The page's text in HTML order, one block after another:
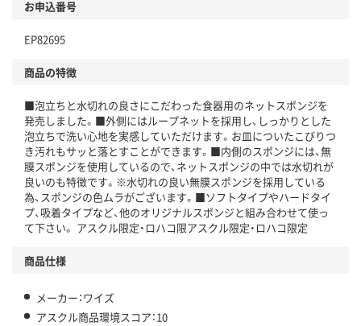
本体
仕組
アスクルで資源循環している
温室効果ガスなどの削減
この商品の環境配慮ポイントです。下記商品詳細「
アスクル商品環境スコア詳細／加点項目
」で確認できます。
お申込番号
EP82695
商品の特徴
■泡立ちと水切れの良さにこだわった食器用のネットスポンジを
発売しました。■外側にはループネットを採用し、しっかりとした
泡立ちで洗い心地を実感していただけます。お皿についたこびりつ
き汚れもサッと落とすことができます。■内側のスポンジには、無
膜スポンジを使用しているので、ネットスポンジの中では水切れが
良いのも特徴です。※水切れの良い無膜スポンジを採用している
為、スポンジの色ムラがございます。■ソフトタイプやハードタイ
プ、吸着タイプなど、他のオリジナルスポンジと組み合わせて使っ
て下さい。 アスクル限定・ロハコ限アスクル限定・ロハコ限定
商品仕様
メーカー：ワイズ
アスクル商品環境スコア：10